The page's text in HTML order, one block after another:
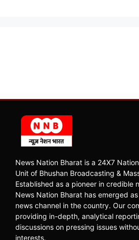
News Nation Bharat is a 24X7
Unit of Bhushan Broadcasting &
Established as a pioneer in credible
News Nation Bharat has emerged
news channel in the country. Our
providing in-depth, analytical
discussions on pressing issues
interests.